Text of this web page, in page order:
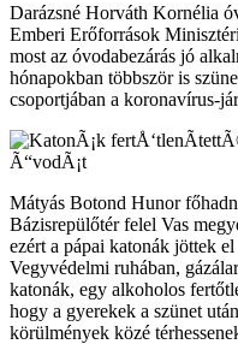
Darázsné Horváth Kornélia
Emberi Erőforrások
most az óvodabezárás jó
hónapokban többször is
csoportjában a koronavírus-
Mátyás Botond Hunor
Bázisrepülőtér felel Vas
ezért a pápai katonák jöttek
Vegyvédelmi ruhában,
katonák, egy alkoholos
hogy a gyerekek a szünet
körülmények közé